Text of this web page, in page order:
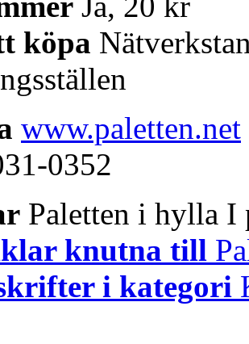
köpa
www.paletten.net
0352
Paletten i hylla I
knutna till
i kategori